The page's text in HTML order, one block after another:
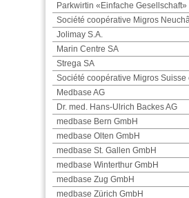
Parkwirtin «Einfache Gesellschaft»
Société coopérative Migros
Jolimay S.A.
Marin Centre SA
Strega SA
Société coopérative Migros Suisse
Medbase AG
Dr. med. Hans-Ulrich Backes AG
medbase Bern GmbH
medbase Olten GmbH
medbase St. Gallen GmbH
medbase Winterthur GmbH
medbase Zug GmbH
medbase Zürich GmbH